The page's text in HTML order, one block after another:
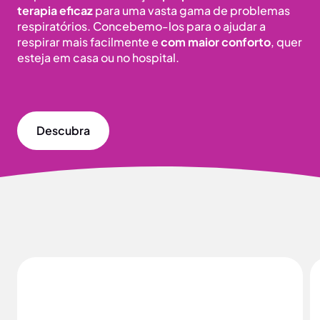
terapia eficazpara uma vasta gama de problemas
respiratórios. Concebemo-los para o ajudar a
respirar mais facilmente ecom maior conforto, quer
esteja em casa ou no hospital.
Descubra